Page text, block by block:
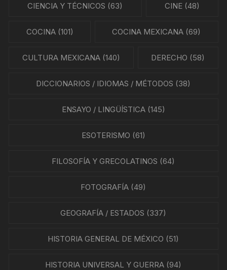
CIENCIA Y TÉCNICOS (63) CINE(48)
COCINA(101) COCINA MEXICANA (69)
CULTURA MEXICANA(140) DERECHO (58)
DICCIONARIOS / IDIOMAS / MÉTODOS (38)
ENSAYO / LINGÜÍSTICA(145)
ESOTERISMO (61)
FILOSOFÍA Y GRECOLATINOS (64)
FOTOGRAFÍA (49)
GEOGRAFÍA / ESTADOS (337)
HISTORIA GENERAL DE MÉXICO (51)
HISTORIA UNIVERSAL Y GUERRA (94)